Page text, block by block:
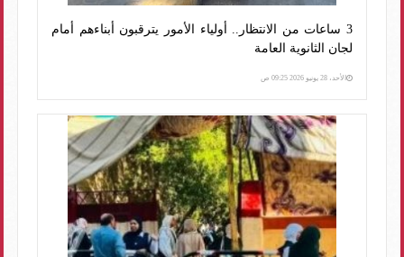
3 ساعات من الانتظار.. أولياء الأمور يترقبون أبناءهم أمام
لجان الثانوية العامة
الأحد، 28 يونيو 2026 09:25 ص